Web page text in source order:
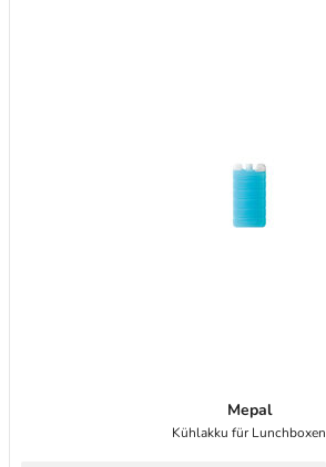
Mepal
Kühlakku für Lunchboxen